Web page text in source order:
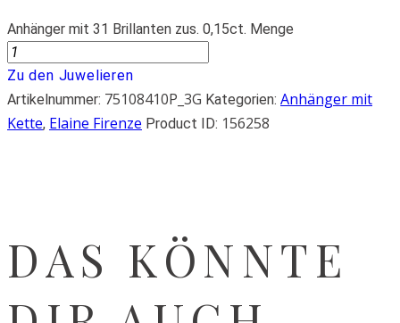
Anhänger mit 31 Brillanten zus. 0,15ct. Menge
Zu den Juwelieren
Artikelnummer: 75108410P_3G Kategorien: Anhänger mit
Kette, Elaine Firenze Product ID: 156258
DAS KÖNNTE